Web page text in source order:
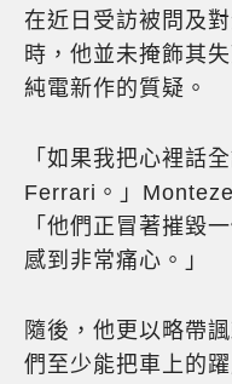
在近日受訪被問及
時，他並未掩飾其
純電新作的質疑。
「如果我把心裡話
Ferrari。」
「他們正冒著摧毀
感到非常痛心。」
隨後，他更以略帶
們至少能把車上的